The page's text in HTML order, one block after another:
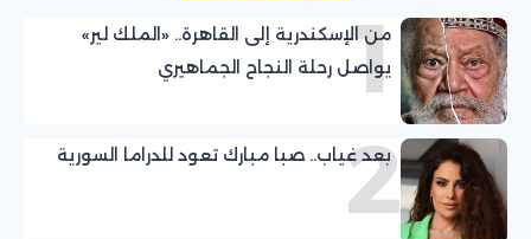
1
من الإسكندرية إلى القاهرة.. «الملك لير»
يواصل رحلة النجاح الجماهيري
2
بعد غياب.. صبا مبارك تعود للدراما السورية